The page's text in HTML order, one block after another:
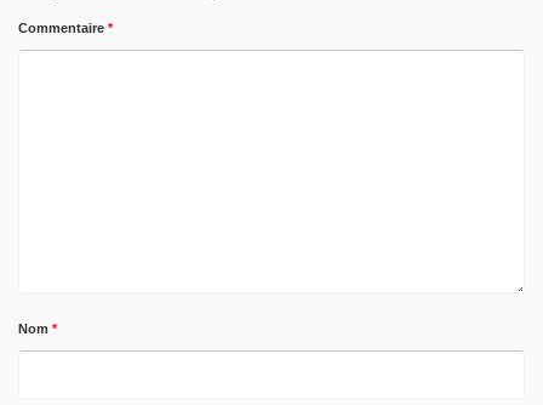
Commentaire *
Nom *